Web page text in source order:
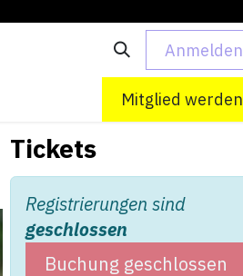
Anmelden
Mitglied werden
Tickets
Registrierungen sind
geschlossen
Buchung geschlossen